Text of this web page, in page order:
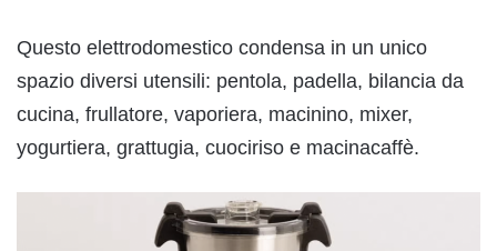
Questo elettrodomestico condensa in un unico
spazio diversi utensili: pentola, padella, bilancia da
cucina, frullatore, vaporiera, macinino, mixer,
yogurtiera, grattugia, cuociriso e macinacaffè.